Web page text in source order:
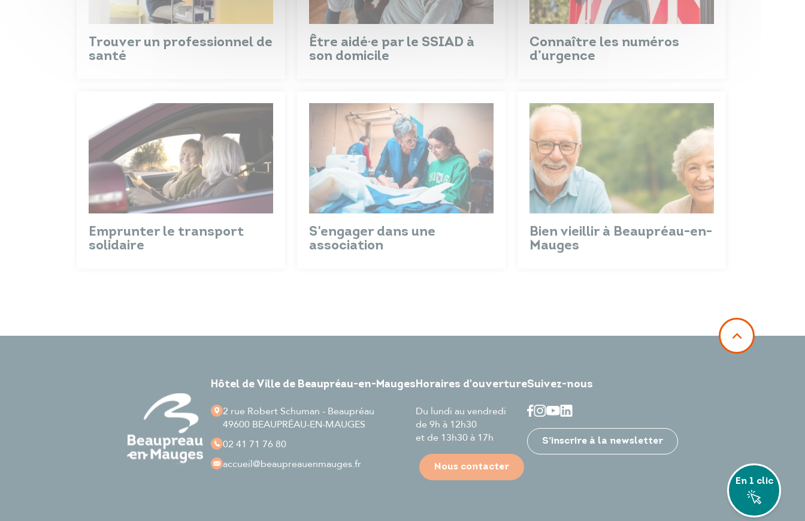
Trouver un professionnel de
santé
Être aidé·e par le SSIAD à
son domicile
Connaître les numéros
d’urgence
Emprunter le transport
solidaire
S'engager dans une
association
Bien vieillir à Beaupréau-en-
Mauges
Hôtel de Ville de Beaupréau-en-Mauges
2 rue Robert Schuman - Beaupréau
49600 BEAUPRÉAU-EN-MAUGES
02 41 71 76 80
accueil@beaupreauenmauges.fr
Horaires d'ouverture
Du lundi au vendredi
de 9h à 12h30
et de 13h30 à 17h
Nous contacter
Suivez-nous
S’inscrire à la newsletter
En 1 clic